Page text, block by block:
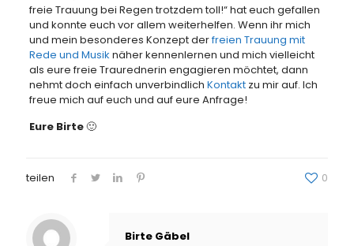
freie Trauung bei Regen trotzdem toll!“ hat euch gefallen
und konnte euch vor allem weiterhelfen. Wenn ihr mich
und mein besonderes Konzept derfreien Trauung mit
Rede und Musik näher kennenlernen und mich vielleicht
als eure freie Traurednerin engagieren möchtet, dann
nehmt doch einfach unverbindlich Kontaktzu mir auf. Ich
freue mich auf euch und auf eure Anfrage!
Eure Birte🙂
teilen 0
Birte Gäbel